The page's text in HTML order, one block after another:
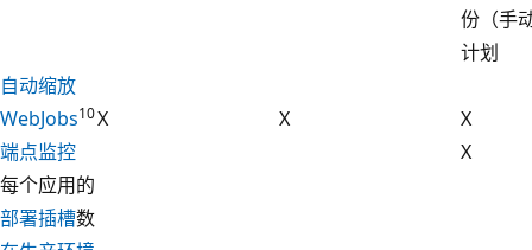
份（手
计划
自动缩放
WebJobs10X X
X
端点监控
X
每个应用的
部署插槽数